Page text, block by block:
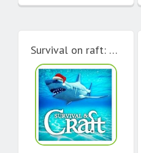
Survival on raft: Выживание на плоту